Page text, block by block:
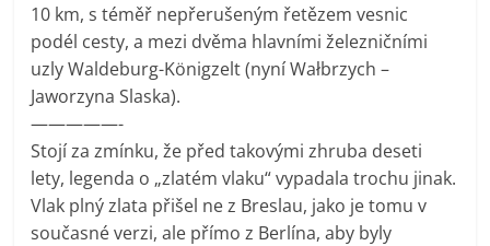
10 km, s téměř nepřerušeným řetězem vesnic
podél cesty, a mezi dvěma hlavními železničními
uzly Waldeburg-Königzelt (nyní Wałbrzych –
Jaworzyna Slaska).
—————-
Stojí za zmínku, že před takovými zhruba deseti
lety, legenda o „zlatém vlaku“ vypadala trochu jinak.
Vlak plný zlata přišel ne z Breslau, jako je tomu v
současné verzi, ale přímo z Berlína, aby byly